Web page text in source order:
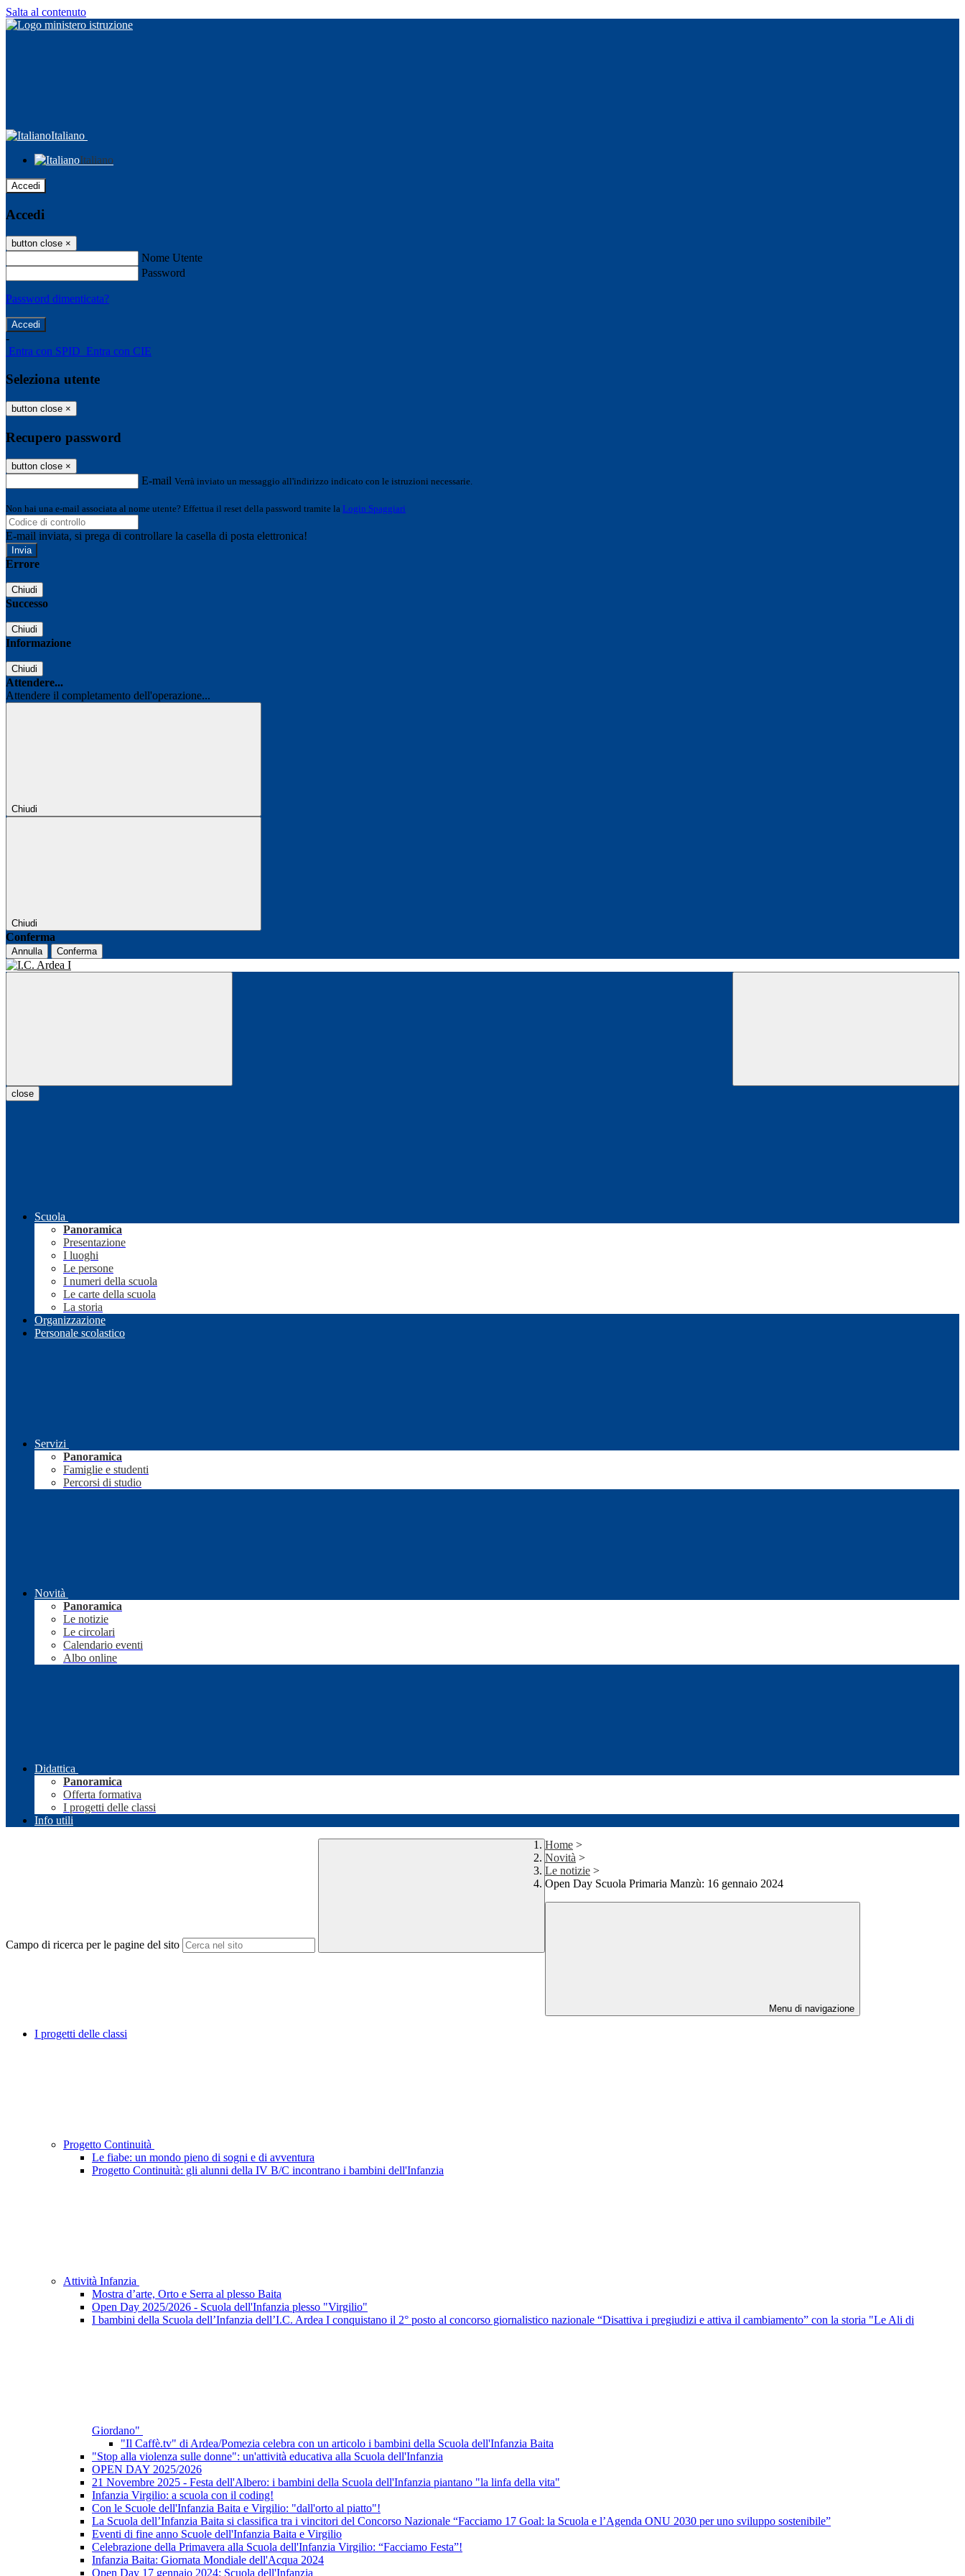
Salta al contenuto
Italiano
Italiano
Accedi
Accedi
button close ×
Nome Utente
Password
Password dimenticata?
-
Entra con SPID Entra con CIE
Seleziona utente
button close ×
Recupero password
button close ×
E-mail Verrà inviato un messaggio all'indirizzo indicato con le istruzioni necessarie.
Non hai una e-mail associata al nome utente? Effettua il reset della password tramite la Login Spaggiari
E-mail inviata, si prega di controllare la casella di posta elettronica!
Errore
Chiudi
Successo
Chiudi
Informazione
Chiudi
Attendere...
Attendere il completamento dell'operazione...
Chiudi
Chiudi
Conferma
Annulla Conferma
close
Scuola
Panoramica
Presentazione
I luoghi
Le persone
I numeri della scuola
Le carte della scuola
La storia
Organizzazione
Personale scolastico
Servizi
Panoramica
Famiglie e studenti
Percorsi di studio
Novità
Panoramica
Le notizie
Le circolari
Calendario eventi
Albo online
Didattica
Panoramica
Offerta formativa
I progetti delle classi
Info utili
Campo di ricerca per le pagine del sito
Home >
Novità >
Le notizie >
Open Day Scuola Primaria Manzù: 16 gennaio 2024
Menu di navigazione
I progetti delle classi
Progetto Continuità
Le fiabe: un mondo pieno di sogni e di avventura
Progetto Continuità: gli alunni della IV B/C incontrano i bambini dell'Infanzia
Attività Infanzia
Mostra d’arte, Orto e Serra al plesso Baita
Open Day 2025/2026 - Scuola dell'Infanzia plesso "Virgilio"
I bambini della Scuola dell’Infanzia dell’I.C. Ardea I conquistano il 2° posto al concorso giornalistico nazionale “Disattiva i pregiudizi e attiva il cambiamento” con la storia "Le Ali di
Giordano"
"Il Caffè.tv" di Ardea/Pomezia celebra con un articolo i bambini della Scuola dell'Infanzia Baita
"Stop alla violenza sulle donne": un'attività educativa alla Scuola dell'Infanzia
OPEN DAY 2025/2026
21 Novembre 2025 - Festa dell'Albero: i bambini della Scuola dell'Infanzia piantano "la linfa della vita"
Infanzia Virgilio: a scuola con il coding!
Con le Scuole dell'Infanzia Baita e Virgilio: "dall'orto al piatto"!
La Scuola dell’Infanzia Baita si classifica tra i vincitori del Concorso Nazionale “Facciamo 17 Goal: la Scuola e l’Agenda ONU 2030 per uno sviluppo sostenibile”
Eventi di fine anno Scuole dell'Infanzia Baita e Virgilio
Celebrazione della Primavera alla Scuola dell'Infanzia Virgilio: “Facciamo Festa”!
Infanzia Baita: Giornata Mondiale dell'Acqua 2024
Open Day 17 gennaio 2024: Scuola dell'Infanzia